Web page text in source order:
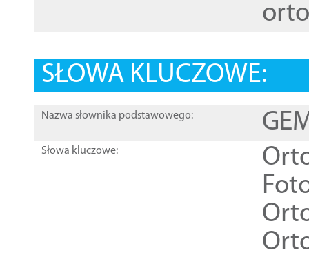
SŁOWA KLUCZOWE:
Nazwa słownika podstawowego:
Słowa kluczowe: